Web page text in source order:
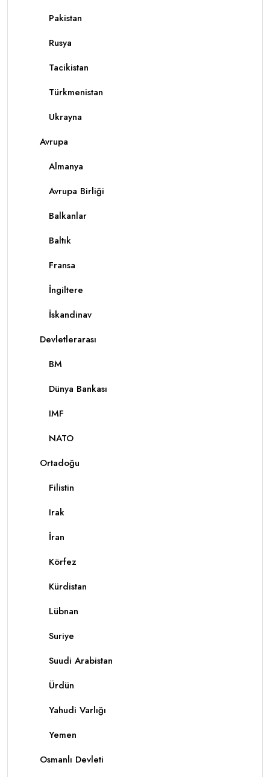
Pakistan
Rusya
Tacikistan
Türkmenistan
Ukrayna
Avrupa
Almanya
Avrupa Birliği
Balkanlar
Baltık
Fransa
İngiltere
İskandinav
Devletlerarası
BM
Dünya Bankası
IMF
NATO
Ortadoğu
Filistin
Irak
İran
Körfez
Kürdistan
Lübnan
Suriye
Suudi Arabistan
Ürdün
Yahudi Varlığı
Yemen
Osmanlı Devleti